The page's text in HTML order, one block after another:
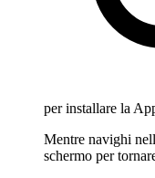
per installare la
Mentre navighi
schermo per